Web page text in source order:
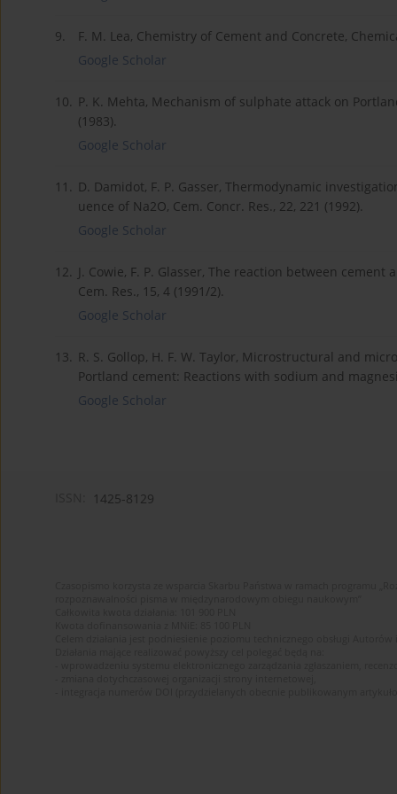
9.
F. M. Lea, Chemistry of Cement and Concrete,
Google Scholar
10. P. K. Mehta, Mechanism of sulphate attack on
(1983).
Google Scholar
11. D. Damidot, F. P. Gasser, Thermodynamic
uence of Na2O, Cem. Concr. Res., 22, 221 (1992).
Google Scholar
12. J. Cowie, F. P. Glasser, The reaction between
Cem. Res., 15, 4 (1991/2).
Google Scholar
13. R. S. Gollop, H. F. W. Taylor, Microstructural and
Portland cement: Reactions with sodium and
Google Scholar
1425-8129